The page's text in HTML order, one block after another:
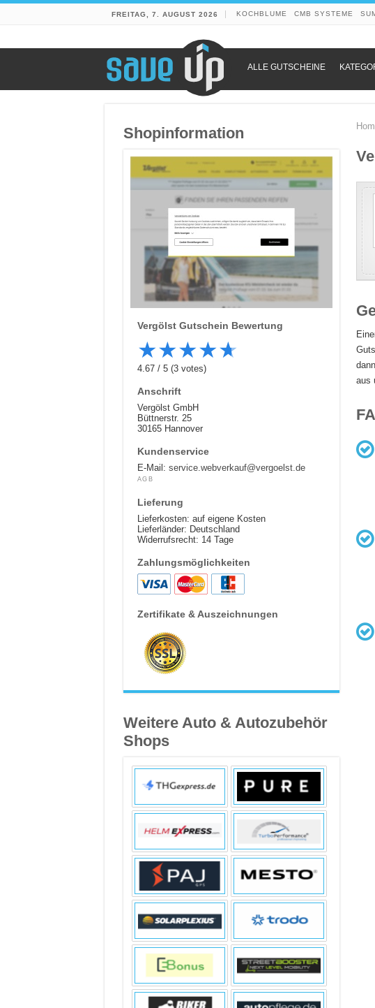
FREITAG, 7. AUGUST 2026 KOCHBLUME CMB SYSTEME
ALLE GUTSCHEINE
aus
Shopinformation
VergölstGutschein Bewertung
★★★★★
4.67 / 5(3votes)
Anschrift
Vergölst GmbH
Büttnerstr. 25
30165 Hannover
Kundenservice
E-Mail: service.webverkauf@vergoelst.de
AGB
Lieferung
Lieferkosten: auf eigene Kosten
Lieferländer: Deutschland
Widerrufsrecht: 14 Tage
Zahlungsmöglichkeiten
Zertifikate & Auszeichnungen
Weitere Auto & Autozubehör
Shops